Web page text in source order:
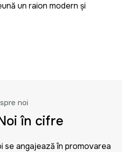
un raion modern și
noi
în cifre
se angajează în promovarea